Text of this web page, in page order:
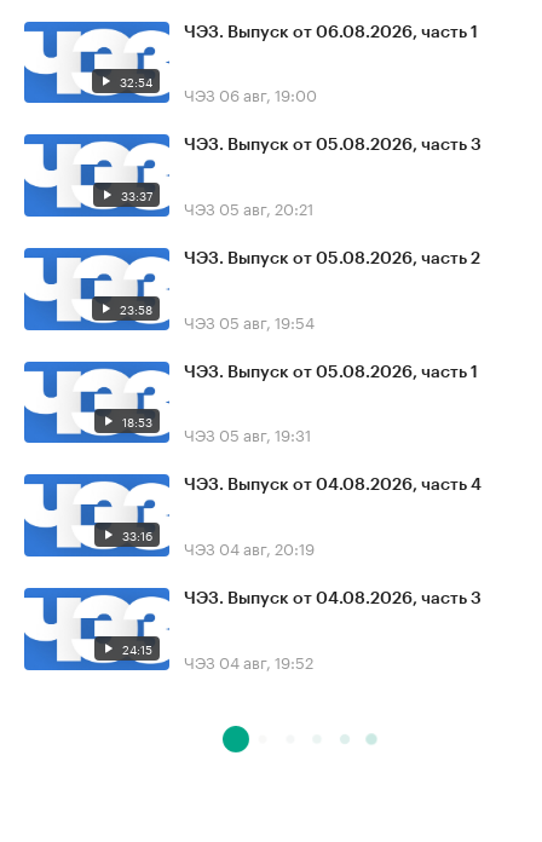
32:54
ЧЭЗ. Выпуск от 06.08.2026, часть 1
ЧЭЗ 06 авг, 19:00
33:37
ЧЭЗ. Выпуск от 05.08.2026, часть 3
ЧЭЗ 05 авг, 20:21
23:58
ЧЭЗ. Выпуск от 05.08.2026, часть 2
ЧЭЗ 05 авг, 19:54
18:53
ЧЭЗ. Выпуск от 05.08.2026, часть 1
ЧЭЗ 05 авг, 19:31
33:16
ЧЭЗ. Выпуск от 04.08.2026, часть 4
ЧЭЗ 04 авг, 20:19
24:15
ЧЭЗ. Выпуск от 04.08.2026, часть 3
ЧЭЗ 04 авг, 19:52